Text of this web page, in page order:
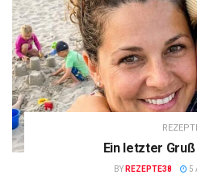
Ein letzter
BY REZEPTE38 5